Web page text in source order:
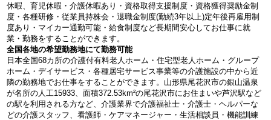
休暇、育児休暇・介護休暇あり・資格取得支援制度・資格獲得奨励金制
度・各種研修・従業員持株会・退職金制度(勤続3年以上)定年後再雇用制
度あり・マイカー通勤可能・給食制度など長期間安心してお仕事に就
業・勤務をすることができます。
全国各地の希望勤務地にて勤務可能
日本全国68カ所の介護付有料老人ホーム・住宅型老人ホーム・グループ
ホーム・デイサービス・各種居宅サービス事業等の介護施設の中から近
隣の勤務地でお仕事をすることができます。山形県尾花沢市の銀山温泉
が名所の人工15933、面積372.53km²の尾花沢市にお住まいや芦沢駅など
の駅を利用される方など、介護業界で介護福祉士・介護士・ヘルパーな
どの介護スタッフ、看護師・ケアマネージャー・生活相談員・機能訓練